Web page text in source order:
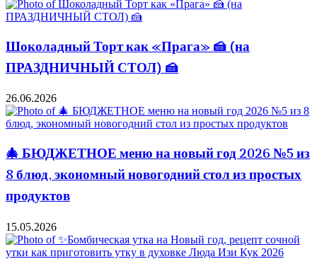
Шоколадный Торт как «Прага» 🍰 (на
ПРАЗДНИЧНЫЙ СТОЛ) 🍰
26.06.2026
🎄 БЮДЖЕТНОЕ меню на новый год 2026 №5 из
8 блюд, экономный новогодний стол из простых
продуктов
15.05.2026